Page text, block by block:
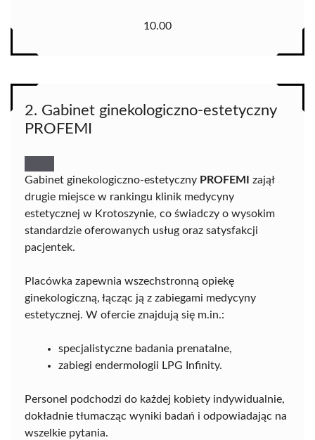
10.00
2. Gabinet ginekologiczno-estetyczny
PROFEMI
Gabinet ginekologiczno-estetyczny PROFEMI
zajął
drugie miejsce w rankingu klinik medycyny
estetycznej w Krotoszynie, co świadczy o wysokim
standardzie oferowanych usług oraz satysfakcji
pacjentek.
Placówka zapewnia wszechstronną opiekę
ginekologiczną, łącząc ją z zabiegami medycyny
estetycznej. W ofercie znajdują się m.in.:
specjalistyczne badania prenatalne,
zabiegi endermologii LPG Infinity.
Personel podchodzi do każdej kobiety indywidualnie,
dokładnie tłumacząc wyniki badań i odpowiadając na
wszelkie pytania.